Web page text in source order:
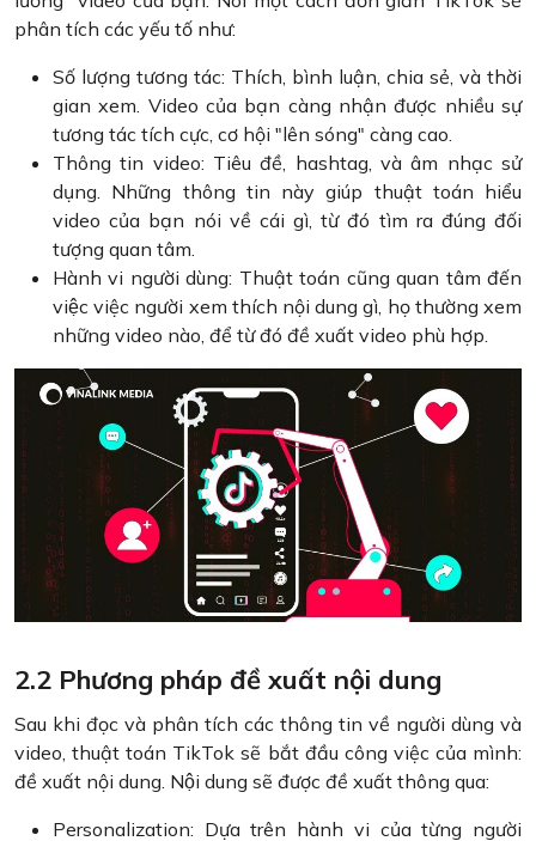
phân tích các yếu tố như:
Số lượng tương tác: Thích, bình luận, chia sẻ, và thời
gian xem. Video của bạn càng nhận được nhiều sự
tương tác tích cực, cơ hội "lên sóng" càng cao.
Thông tin video: Tiêu đề, hashtag, và âm nhạc sử
dụng. Những thông tin này giúp thuật toán hiểu
video của bạn nói về cái gì, từ đó tìm ra đúng đối
tượng quan tâm.
Hành vi người dùng: Thuật toán cũng quan tâm đến
việc việc người xem thích nội dung gì, họ thường xem
những video nào, để từ đó đề xuất video phù hợp.
2.2 Phương pháp đề xuất nội dung
Sau khi đọc và phân tích các thông tin về người dùng và
video, thuật toán TikTok sẽ bắt đầu công việc của mình:
đề xuất nội dung. Nội dung sẽ được đề xuất thông qua:
Personalization: Dựa trên hành vi của từng người